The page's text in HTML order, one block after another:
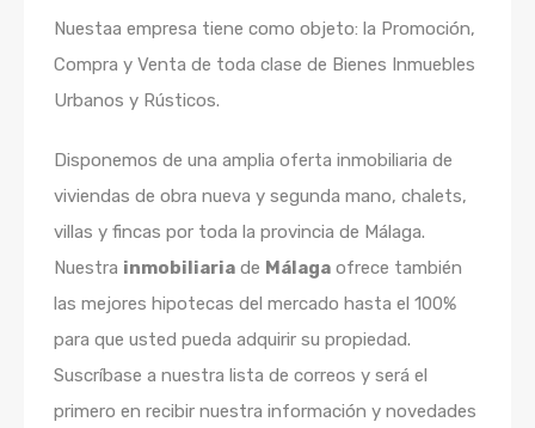
Nuestaa empresa tiene como objeto: la Promoción,
Compra y Venta de toda clase de Bienes Inmuebles
Urbanos y Rústicos.
Disponemos de una amplia oferta inmobiliaria de
viviendas de obra nueva y segunda mano, chalets,
villas y fincas por toda la provincia de Málaga.
Nuestra inmobiliaria de Málaga ofrece también
las mejores hipotecas del mercado hasta el 100%
para que usted pueda adquirir su propiedad.
Suscríbase a nuestra lista de correos y será el
primero en recibir nuestra información y novedades